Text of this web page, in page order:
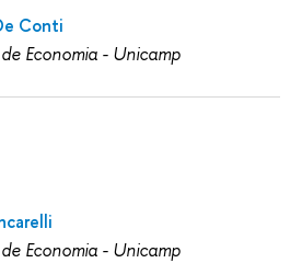
Conti
Economia - Unicamp
Economia - Unicamp